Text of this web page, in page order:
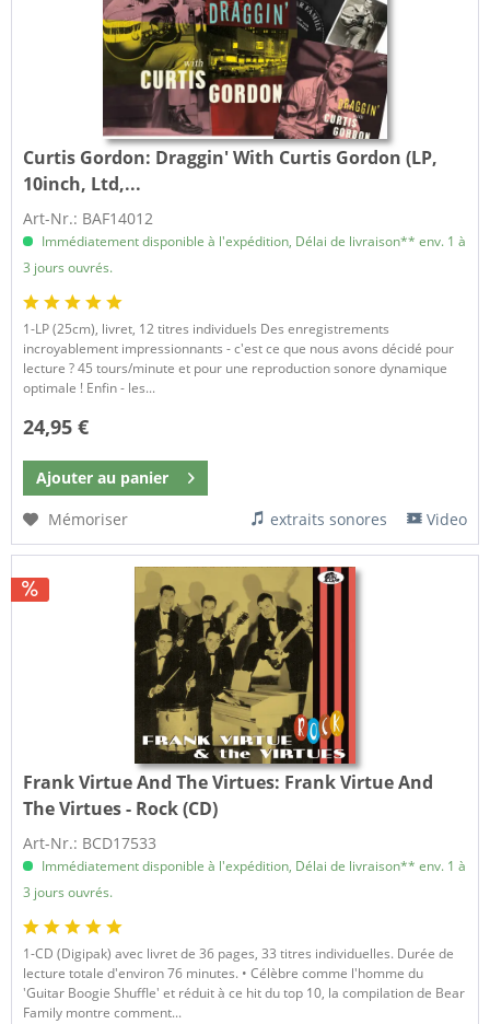
Curtis Gordon: Draggin' With Curtis Gordon (LP,
10inch, Ltd,...
Art-Nr.: BAF14012
Immédiatement disponible à l'expédition, Délai de livraison** env. 1 à
3 jours ouvrés.
1-LP (25cm), livret, 12 titres individuels Des enregistrements
incroyablement impressionnants - c'est ce que nous avons décidé pour
lecture ? 45 tours/minute et pour une reproduction sonore dynamique
optimale ! Enfin - les...
24,95 €
Ajouter au panier
Mémoriser
extraits sonores Video
Frank Virtue And The Virtues: Frank Virtue And
The Virtues - Rock (CD)
Art-Nr.: BCD17533
Immédiatement disponible à l'expédition, Délai de livraison** env. 1 à
3 jours ouvrés.
1-CD (Digipak) avec livret de 36 pages, 33 titres individuelles. Durée de
lecture totale d'environ 76 minutes. • Célèbre comme l'homme du
'Guitar Boogie Shuffle' et réduit à ce hit du top 10, la compilation de Bear
Family montre comment...